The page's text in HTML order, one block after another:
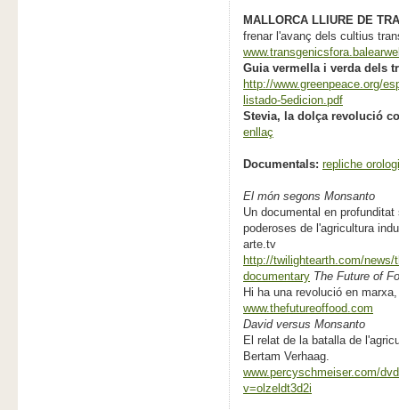
MALLORCA LLIURE DE
frenar l'avanç dels cultius
Guia vermella i verda dels
http://www.greenpeace.org/
listado-5edicion.pdf
Stevia, la dolça revolució
enllaç
Documentals: repliche
El món segons Monsanto
Un documental en
poderoses de l'agricultura
arte.tv
http://twilightearth.com/news/
documentary The Future of
Hi ha una revolució en
www.thefutureoffood.com
David versus Monsanto
El relat de la batalla de
Bertam Verhaag.
www.percyschmeiser.com/
v=olzeldt3d2i